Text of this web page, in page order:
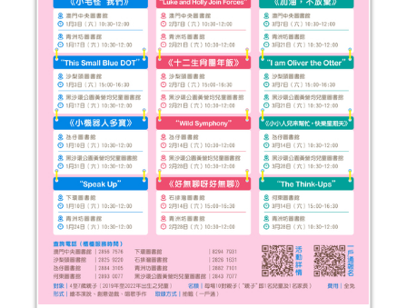
2024年“書香伴成長”親子閲讀推廣活動
（4-6月）
活動日期：2024年04月06日
報名結束